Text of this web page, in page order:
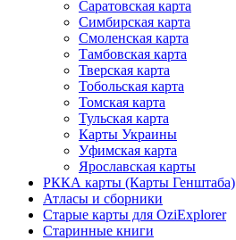
Саратовская карта
Симбирская карта
Смоленская карта
Тамбовская карта
Тверская карта
Тобольская карта
Томская карта
Тульская карта
Карты Украины
Уфимская карта
Ярославская карты
РККА карты (Карты Генштаба)
Атласы и сборники
Старые карты для OziExplorer
Старинные книги